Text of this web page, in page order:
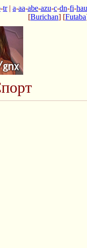
-tr| a-aa-abe-azu-c-dn-fi-hau
[Burichan] [Futaba